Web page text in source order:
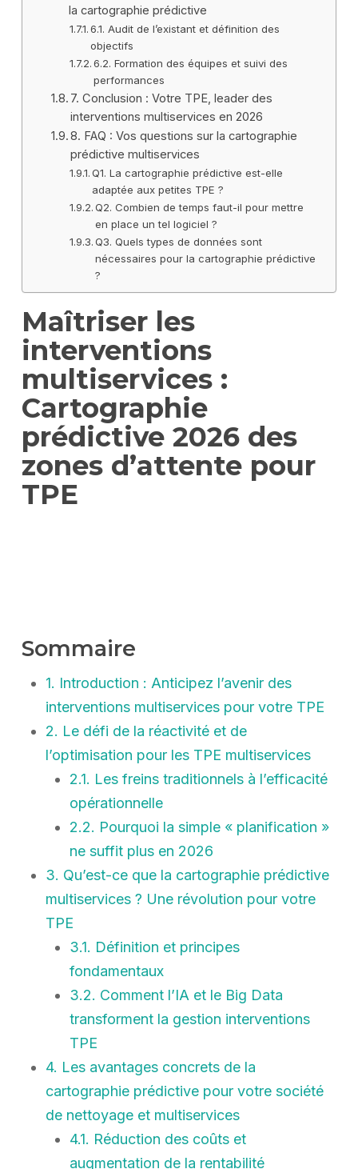
la cartographie prédictive
6.1. Audit de l’existant et définition des
objectifs
6.2. Formation des équipes et suivi des
performances
7. Conclusion : Votre TPE, leader des
interventions multiservices en 2026
8. FAQ : Vos questions sur la cartographie
prédictive multiservices
Q1. La cartographie prédictive est-elle
adaptée aux petites TPE ?
Q2. Combien de temps faut-il pour mettre
en place un tel logiciel ?
Q3. Quels types de données sont
nécessaires pour la cartographie prédictive
?
Maîtriser les
interventions
multiservices :
Cartographie
prédictive 2026 des
zones d’attente pour
TPE
Sommaire
1. Introduction : Anticipez l’avenir des
interventions multiservices pour votre TPE
2. Le défi de la réactivité et de
l’optimisation pour les TPE multiservices
2.1. Les freins traditionnels à l’efficacité
opérationnelle
2.2. Pourquoi la simple « planification »
ne suffit plus en 2026
3. Qu’est-ce que la cartographie prédictive
multiservices ? Une révolution pour votre
TPE
3.1. Définition et principes
fondamentaux
3.2. Comment l’IA et le Big Data
transforment la gestion interventions
TPE
4. Les avantages concrets de la
cartographie prédictive pour votre société
de nettoyage et multiservices
4.1. Réduction des coûts et
augmentation de la rentabilité